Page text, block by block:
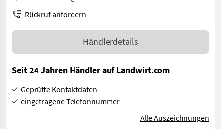
Rückruf anfordern
Händlerdetails
Seit 24 Jahren Händler auf Landwirt.com
Geprüfte Kontaktdaten
eingetragene Telefonnummer
Alle Auszeichnungen